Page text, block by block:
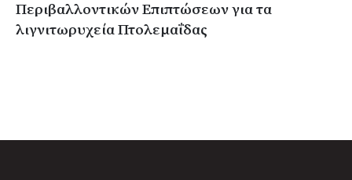
Περιβαλλοντικών Επιπτώσεων για τα
λιγνιτωρυχεία Πτολεμαΐδας